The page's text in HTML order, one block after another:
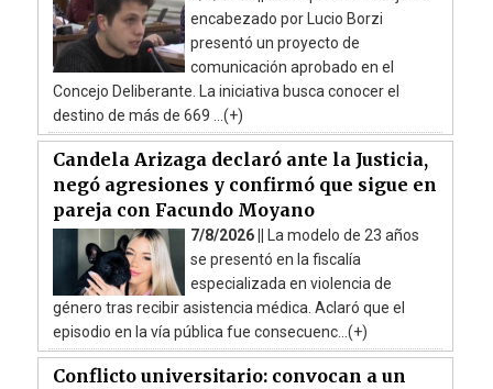
encabezado por Lucio Borzi
presentó un proyecto de
comunicación aprobado en el
Concejo Deliberante. La iniciativa busca conocer el
destino de más de 669 ...(+)
Candela Arizaga declaró ante la Justicia,
negó agresiones y confirmó que sigue en
pareja con Facundo Moyano
7/8/2026 ||
La modelo de 23 años
se presentó en la fiscalía
especializada en violencia de
género tras recibir asistencia médica. Aclaró que el
episodio en la vía pública fue consecuenc...(+)
Conflicto universitario: convocan a un